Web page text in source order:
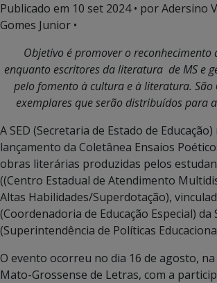
Publicado em 10 set 2024• por Adersino
Gomes Junior •
Objetivo é promover o reconhecimento
enquanto escritores da literatura de MS e
pelo fomento à cultura e à literatura. São
exemplares que serão distribuídos para
A SED (Secretaria de Estado de
lançamento da Coletânea Ensaios
obras literárias produzidas pelos
((Centro Estadual de Atendimento
Altas Habilidades/Superdotação),
(Coordenadoria de Educação Especial) da
(Superintendência de Políticas
O evento ocorreu no dia 16 de agosto, na
Mato-Grossense de Letras, com a